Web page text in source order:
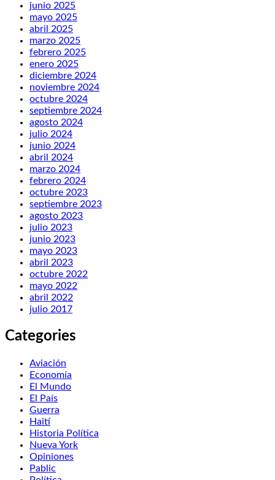
junio 2025
mayo 2025
abril 2025
marzo 2025
febrero 2025
enero 2025
diciembre 2024
noviembre 2024
octubre 2024
septiembre 2024
agosto 2024
julio 2024
junio 2024
abril 2024
marzo 2024
febrero 2024
octubre 2023
septiembre 2023
agosto 2023
julio 2023
junio 2023
mayo 2023
abril 2023
octubre 2022
mayo 2022
abril 2022
julio 2017
Categories
Aviación
Economía
El Mundo
El País
Guerra
Haití
Historia Política
Nueva York
Opiniones
Pablic